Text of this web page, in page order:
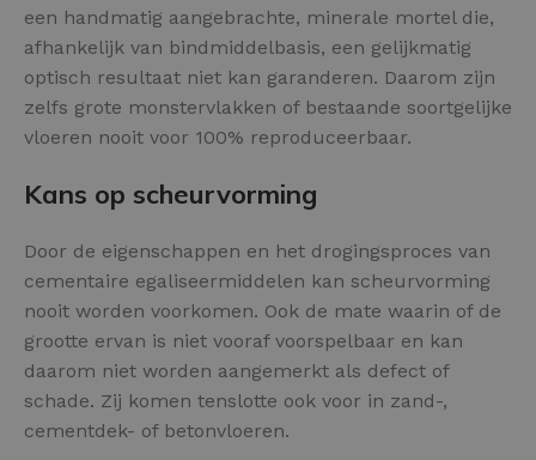
een handmatig aangebrachte, minerale mortel die,
afhankelijk van bindmiddelbasis, een gelijkmatig
optisch resultaat niet kan garanderen. Daarom zijn
zelfs grote monstervlakken of bestaande soortgelijke
vloeren nooit voor 100% reproduceerbaar.
Kans op scheurvorming
Door de eigenschappen en het drogingsproces van
cementaire egaliseermiddelen kan scheurvorming
nooit worden voorkomen. Ook de mate waarin of de
grootte ervan is niet vooraf voorspelbaar en kan
daarom niet worden aangemerkt als defect of
schade. Zij komen tenslotte ook voor in zand-,
cementdek- of betonvloeren.